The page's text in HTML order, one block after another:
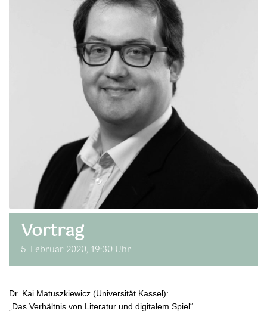
Vortrag
5. Februar 2020, 19:30 Uhr
Dr. Kai Matuszkiewicz (Universität Kassel):
„Das Verhältnis von Literatur und digitalem Spiel“.